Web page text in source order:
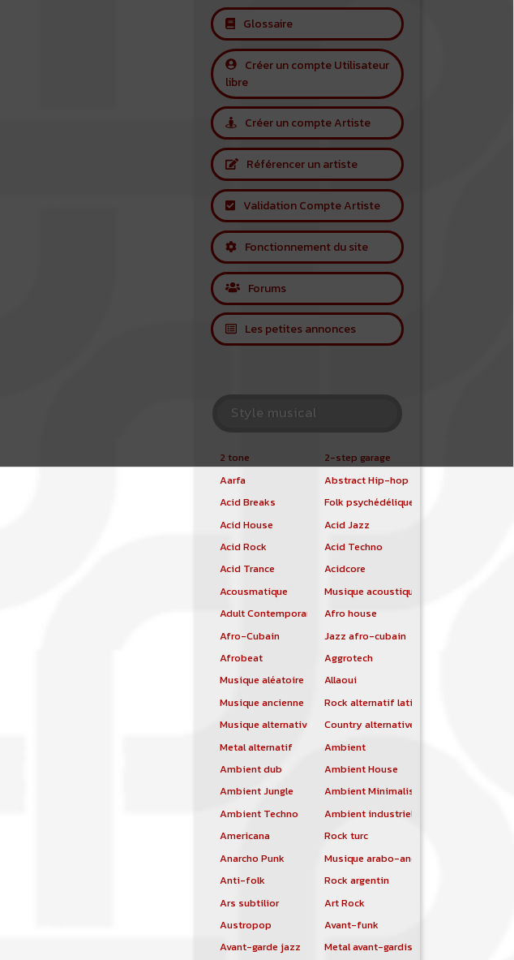
Glossaire
Créer un compte Utilisateur
libre
Créer un compte Artiste
Référencer un artiste
Validation Compte Artiste
Fonctionnement du site
Forums
Les petites annonces
Style musical
2 tone
2-step garage
Aarfa
Abstract Hip-hop
Acid Breaks
Folk psychédélique
Acid House
Acid Jazz
Acid Rock
Acid Techno
Acid Trance
Acidcore
Acousmatique
Musique acoustique
Adult Contemporary
Afro house
Afro-Cubain
Jazz afro-cubain
Afrobeat
Aggrotech
Musique aléatoire
Allaoui
Musique ancienne
Rock alternatif latino
Musique alternative
Country alternative
Metal alternatif
Ambient
Ambient dub
Ambient House
Ambient Jungle
Ambient Minimalist
Ambient Techno
Ambient industriel
Americana
Rock turc
Anarcho Punk
Musique arabo-andalouse
Anti-folk
Rock argentin
Ars subtilior
Art Rock
Austropop
Avant-funk
Avant-garde jazz
Metal avant-gardiste